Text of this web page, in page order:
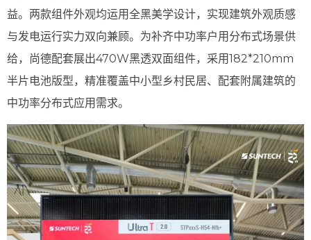
益。两款组件外观均运用全黑美学设计，实现建筑外观质感
与发电运行实力双向兼顾。为补齐中功率户用分布式场景供
给，尚德配套展出470W黑透双面组件，采用182*210mm
半片电池版型，精准覆盖中小型乡村民居、配套附属建筑的
中功率分布式应用需求。